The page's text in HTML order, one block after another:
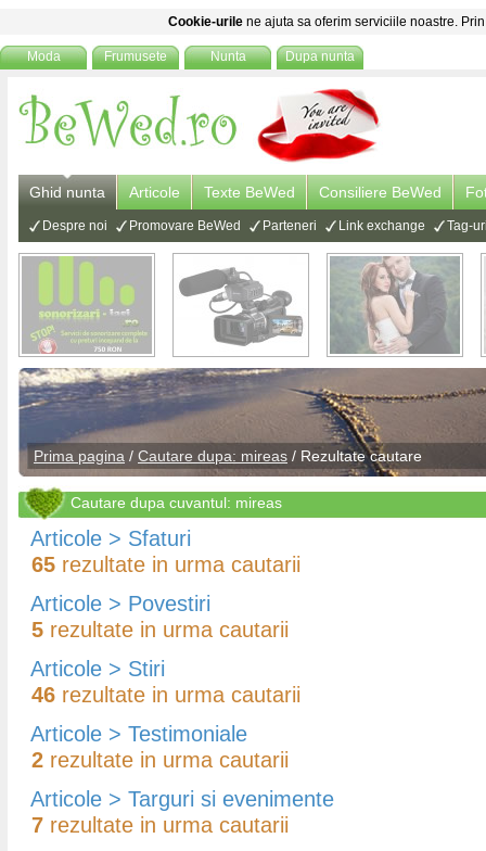
Cookie-urile ne ajuta sa oferim serviciile noastre.
Moda Frumusete Nunta Dupa nunta
Ghid nunta Articole Texte BeWed Consiliere BeWed
Despre noi Promovare BeWed Parteneri Link exchange Tag-
Prima pagina / Cautare dupa: mireas / Rezultate cautare
Cautare dupa cuvantul: mireas
Articole > Sfaturi
65 rezultate in urma cautarii
Articole > Povestiri
5 rezultate in urma cautarii
Articole > Stiri
46 rezultate in urma cautarii
Articole > Testimoniale
2 rezultate in urma cautarii
Articole > Targuri si evenimente
7 rezultate in urma cautarii